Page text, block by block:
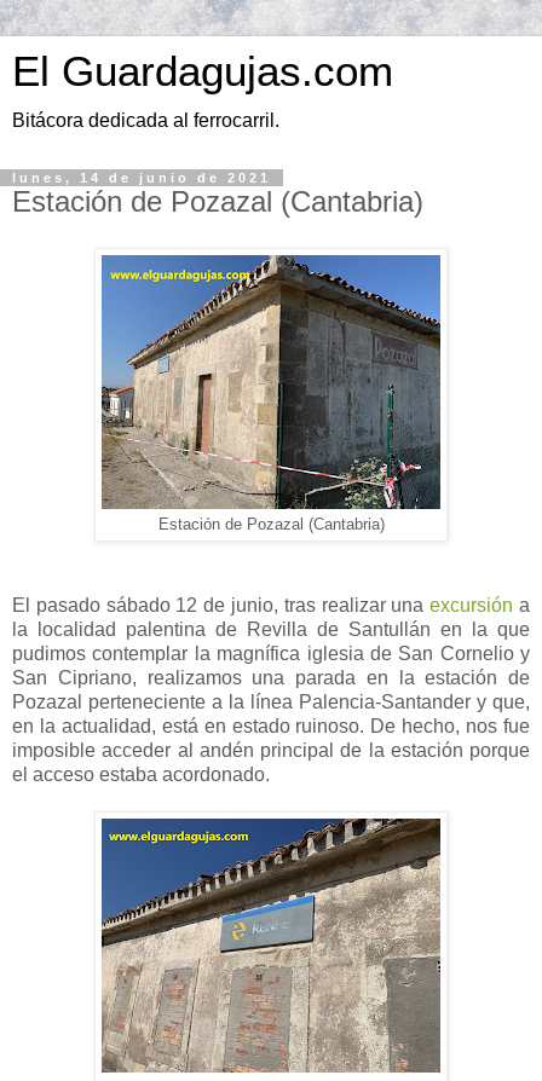
El Guardagujas.com
Bitácora dedicada al ferrocarril.
lunes, 14 de junio de 2021
Estación de Pozazal (Cantabria)
Estación de Pozazal (Cantabria)
El pasado sábado 12 de junio, tras realizar unaexcursión a
la localidad palentina de Revilla de Santullán en la que
pudimos contemplar la magnífica iglesia de San Cornelio y
San Cipriano, realizamos una parada en la estación de
Pozazal perteneciente a la línea Palencia-Santander y que,
en la actualidad, está en estado ruinoso. De hecho, nos fue
imposible acceder al andén principal de la estación porque
el acceso estaba acordonado.